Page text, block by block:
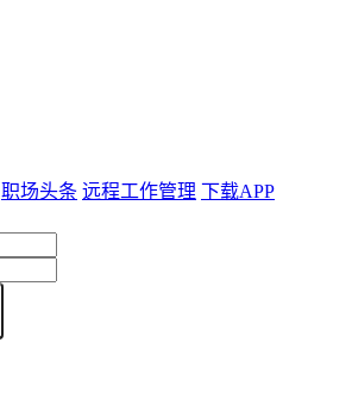
职场头条 远程工作管理 下载APP